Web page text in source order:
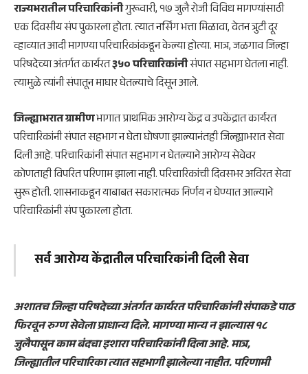
राज्यभरातील परिचारिकांनीगुरूवारी, १७ जुलै रोजी विविध मागण्यांसाठी
एक दिवसीय संप पुकारला होता. त्यात नर्सिंग भत्ता मिळावा, वेतन त्रुटी दूर
व्हाव्यात आदी मागण्या परिचारिकांकडून केल्या होत्या. मात्र, जळगाव जिल्हा
परिषदेच्या अंतर्गत कार्यरत३५० परिचारिकांनीसंपात सहभाग घेतला नाही.
त्यामुळे त्यांनी संपातून माघार घेतल्याचे दिसून आले.
जिल्ह्याभरात ग्रामीणभागात प्राथमिक आरोग्य केंद्र व उपकेंद्रात कार्यरत
परिचारिकांनी संपात सहभाग न घेता घोषणा झाल्यानंतही जिल्ह्याभरात सेवा
दिली आहे. परिचारिकांनी संपात सहभाग न घेतल्याने आरोग्य सेवेवर
कोणताही विपरित परिणाम झाला नाही. परिचारिकांची दिवसभर अविरत सेवा
सुरू होती. शासनाकडून याबाबत सकारात्मक निर्णय न घेण्यात आल्याने
परिचारिकांनी संप पुकारला होता.
सर्व आरोग्य केंद्रातील परिचारिकांनी दिली सेवा
अशातच जिल्हा परिषदेच्या अंतर्गत कार्यरत परिचारिकांनी संपाकडे पाठ
फिरवून रुग्ण सेवेला प्राधान्य दिले. मागण्या मान्य न झाल्यास १८
जुलैपासून काम बंदचा इशारा परिचारिकांनी दिला आहे. मात्र,
जिल्ह्यातील परिचारिका त्यात सहभागी झालेल्या नाहीत. परिणामी